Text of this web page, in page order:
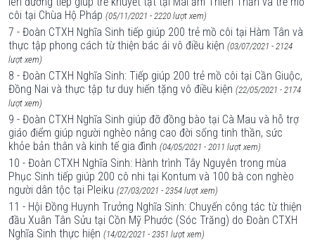
côi tại Chùa Hộ Pháp (05/11/2021 - 2220 lượt xem)
7 - Đoàn CTXH Nghĩa Sinh tiếp giúp 200 trẻ mồ côi tại Hàm Tân và
thực tập phong cách từ thiện bác ái vô điều kiện (03/07/2021 - 2124
lượt xem)
8 - Đoàn CTXH Nghĩa Sinh: Tiếp giúp 200 trẻ mồ côi tại Cần Giuộc,
Đồng Nai và thực tập tư duy hiến tặng vô điều kiện (22/05/2021 - 2174
lượt xem)
9 - Đoàn CTXH Nghĩa Sinh giúp đỡ đồng bào tại Cà Mau và hỗ trợ
giáo điểm giúp người nghèo nâng cao đời sống tinh thần, sức
khỏe bản thân và kinh tế gia đình (04/05/2021 - 2011 lượt xem)
10 - Đoàn CTXH Nghĩa Sinh: Hành trình Tây Nguyên trong mùa
Phục Sinh tiếp giúp 200 cô nhi tại Kontum và 100 bà con nghèo
người dân tộc tại Pleiku (27/03/2021 - 2354 lượt xem)
11 - Hội Đồng Huynh Trưởng Nghĩa Sinh: Chuyến công tác từ thiện
đầu Xuân Tân Sửu tại Cồn Mỹ Phước (Sóc Trăng) do Đoàn CTXH
Nghĩa Sinh thực hiện (14/02/2021 - 2351 lượt xem)